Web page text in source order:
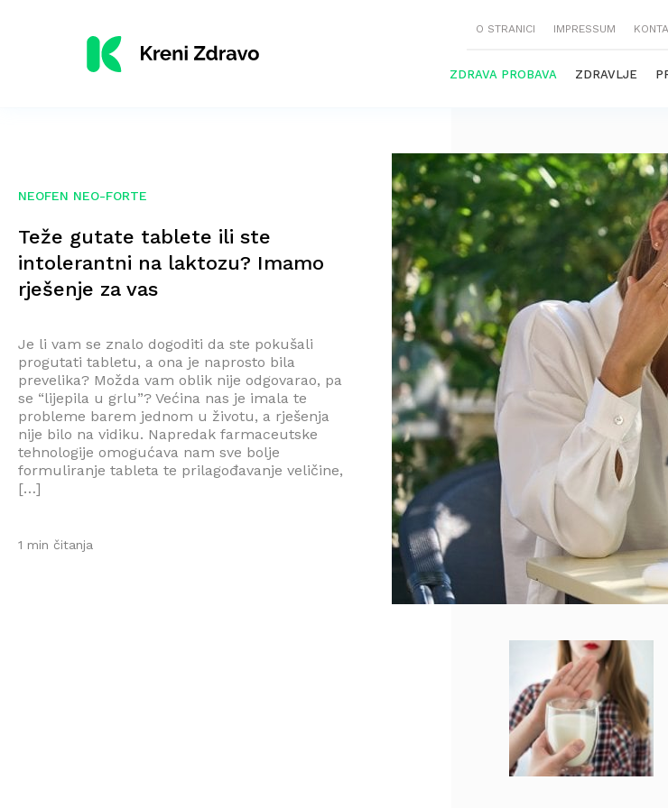
O STRANICI IMPRESSUM
ZDRAVA PROBAVA ZDRAVLJE
NEOFEN NEO-FORTE
Teže gutate tablete ili ste
intolerantni na laktozu? Imamo
rješenje za vas
Je li vam se znalo dogoditi da ste pokušali
progutati tabletu, a ona je naprosto bila
prevelika? Možda vam oblik nije odgovarao, pa
se “lijepila u grlu”? Većina nas je imala te
probleme barem jednom u životu, a rješenja
nije bilo na vidiku. Napredak farmaceutske
tehnologije omogućava nam sve bolje
formuliranje tableta te prilagođavanje veličine,
[…]
1 min čitanja